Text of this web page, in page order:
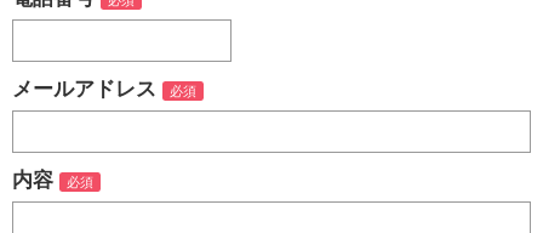
メールアドレス
内容